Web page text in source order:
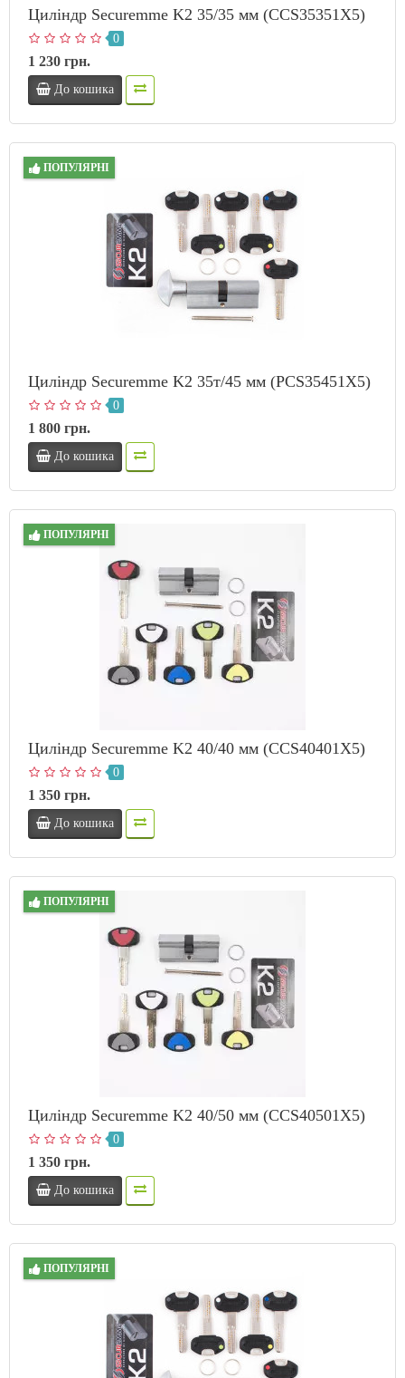
Циліндр Securemme K2 35/35 мм (CCS35351X5)
0
1 230 грн.
До кошика
ПОПУЛЯРНІ
Циліндр Securemme K2 35т/45 мм (PCS35451X5)
0
1 800 грн.
До кошика
ПОПУЛЯРНІ
Циліндр Securemme K2 40/40 мм (CCS40401X5)
0
1 350 грн.
До кошика
ПОПУЛЯРНІ
Циліндр Securemme K2 40/50 мм (CCS40501X5)
0
1 350 грн.
До кошика
ПОПУЛЯРНІ